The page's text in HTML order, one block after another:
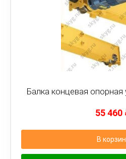
Балка концевая опорная
55 460
В